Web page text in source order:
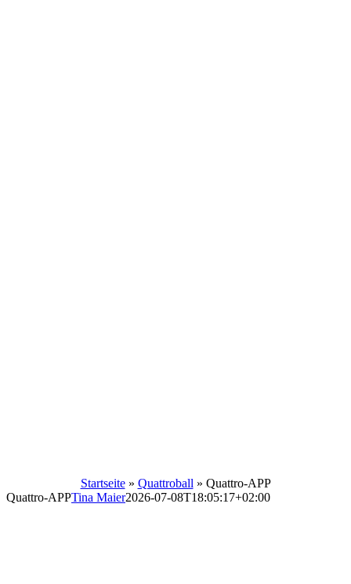
Startseite» Quattroball » Quattro-APP
Quattro-APPTina Maier2026-07-08T18:05:17+02:00